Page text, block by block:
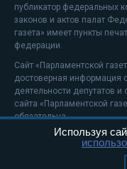
публикатор федеральных
законов и актов палат
газета» имеет пункты
федерации.
Сайт «Парламентской
достоверная информация
деятельности депутатов
сайта «Парламентской
обязательна.
На информационном
Положение о защите
Используя